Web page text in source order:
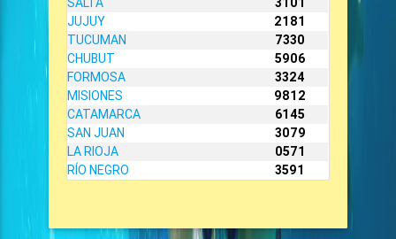
JUJUY
2181
TUCUMAN
7330
CHUBUT
5906
FORMOSA
3324
MISIONES
9812
CATAMARCA
6145
SAN JUAN
3079
LA RIOJA
0571
RÍO NEGRO
3591